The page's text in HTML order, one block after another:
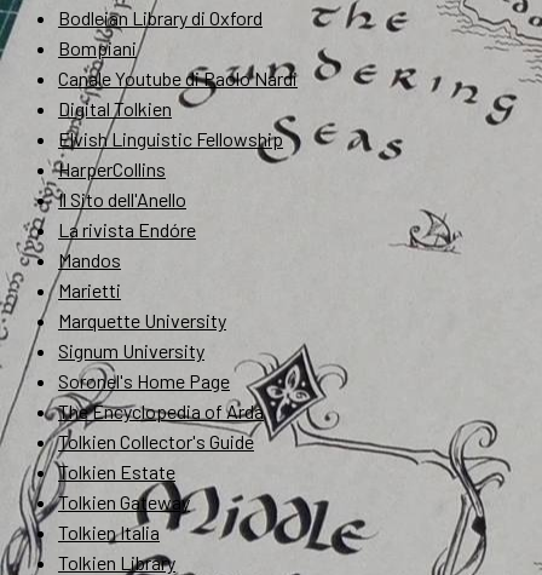
Bodleian Library di Oxford
Bompiani
Canale Youtube di Paolo Nardi
Digital Tolkien
Elvish Linguistic Fellowship
HarperCollins
Il Sito dell'Anello
La rivista Endóre
Mandos
Marietti
Marquette University
Signum University
Soronel's Home Page
The Encyclopedia of Arda
Tolkien Collector's Guide
Tolkien Estate
Tolkien Gateway
Tolkien Italia
Tolkien Library